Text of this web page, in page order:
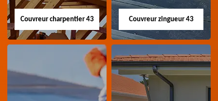
Couvreur charpentier 43
Couvreur
charpentier 43
Couvreur zingueur 43
Couvreur zingueur